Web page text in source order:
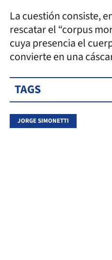
La cuestión consiste,
rescatar el “corpus
cuya presencia el
convierte en una
TAGS
JORGE SIMONETTI